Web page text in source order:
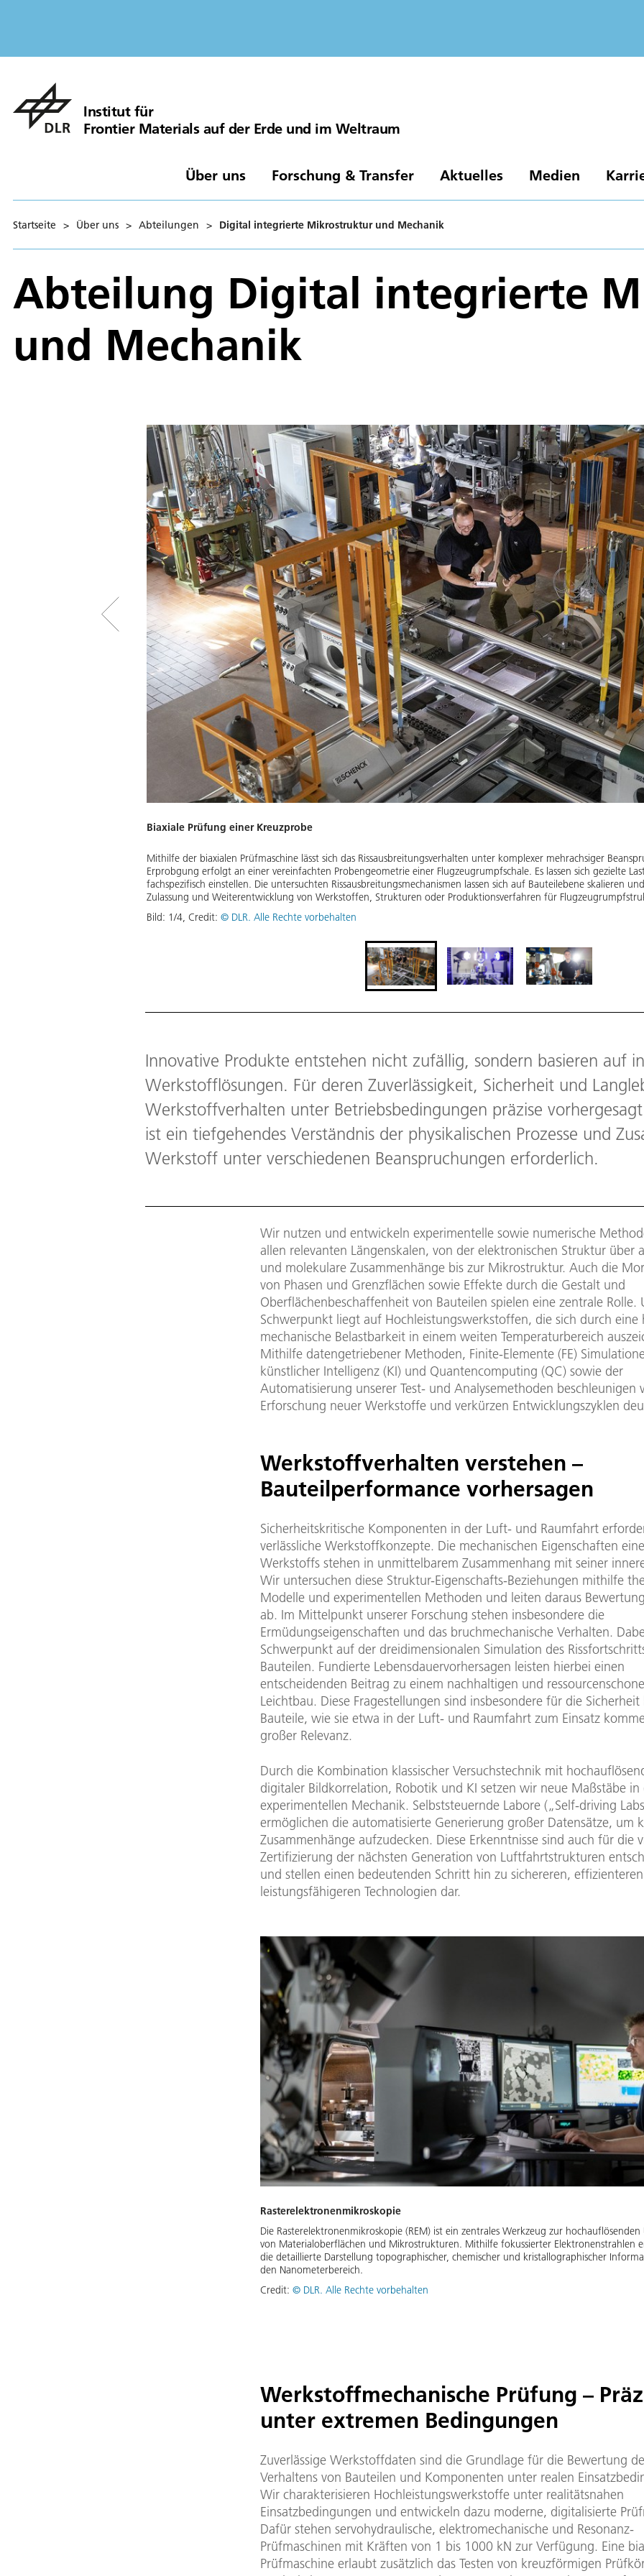
Institut für
Frontier Materials auf der Erde und im Weltraum
Über uns Forschung & Transfer Aktuelles Medien
Startseite > Über uns > Abteilungen > Digital integrierte Mikrostruktur und Mechanik
Abteilung Digital integrierte
und Mechanik
Biaxiale Prüfung einer Kreuzprobe
Mithilfe der biaxialen Prüfmaschine lässt sich das Rissausbreitungsverhalten unter komplexer mehrachsiger
Erprobgung erfolgt an einer vereinfachten Probengeometrie einer Flugzeugrumpfschale. Es lassen sich gezielte
fachspezifisch einstellen. Die untersuchten Rissausbreitungsmechanismen lassen sich auf Bauteilebene skalieren
Zulassung und Weiterentwicklung von Werkstoffen, Strukturen oder Produktionsverfahren für
Bild: 1/4, Credit:© DLR. Alle Rechte vorbehalten
Innovative Produkte entstehen nicht zufällig, sondern basieren auf
Werkstofflösungen. Für deren Zuverlässigkeit, Sicherheit und
Werkstoffverhalten unter Betriebsbedingungen präzise
ist ein tiefgehendes Verständnis der physikalischen Prozesse und
Werkstoff unter verschiedenen Beanspruchungen erforderlich.
Wir nutzen und entwickeln experimentelle sowie numerische
allen relevanten Längenskalen, von der elektronischen Struktur über
und molekulare Zusammenhänge bis zur Mikrostruktur. Auch die
von Phasen und Grenzflächen sowie Effekte durch die Gestalt und
Oberflächenbeschaffenheit von Bauteilen spielen eine zentrale Rolle.
Schwerpunkt liegt auf Hochleistungswerkstoffen, die sich durch eine
mechanische Belastbarkeit in einem weiten Temperaturbereich
Mithilfe datengetriebener Methoden, Finite-Elemente (FE)
künstlicher Intelligenz (KI) und Quantencomputing (QC) sowie der
Automatisierung unserer Test- und Analysemethoden beschleunigen
Erforschung neuer Werkstoffe und verkürzen Entwicklungszyklen
Werkstoffverhalten verstehen –
Bauteilperformance vorhersagen
Sicherheitskritische Komponenten in der Luft- und Raumfahrt
verlässliche Werkstoffkonzepte. Die mechanischen Eigenschaften
Werkstoffs stehen in unmittelbarem Zusammenhang mit seiner
Wir untersuchen diese Struktur-Eigenschafts-Beziehungen mithilfe
Modelle und experimentellen Methoden und leiten daraus
ab. Im Mittelpunkt unserer Forschung stehen insbesondere die
Ermüdungseigenschaften und das bruchmechanische Verhalten.
Schwerpunkt auf der dreidimensionalen Simulation des
Bauteilen. Fundierte Lebensdauervorhersagen leisten hierbei einen
entscheidenden Beitrag zu einem nachhaltigen und
Leichtbau. Diese Fragestellungen sind insbesondere für die
Bauteile, wie sie etwa in der Luft- und Raumfahrt zum Einsatz
großer Relevanz.
Durch die Kombination klassischer Versuchstechnik mit
digitaler Bildkorrelation, Robotik und KI setzen wir neue Maßstäbe in
experimentellen Mechanik. Selbststeuernde Labore („Self-driving
ermöglichen die automatisierte Generierung großer Datensätze, um
Zusammenhänge aufzudecken. Diese Erkenntnisse sind auch für die
Zertifizierung der nächsten Generation von Luftfahrtstrukturen
und stellen einen bedeutenden Schritt hin zu sichereren,
leistungsfähigeren Technologien dar.
Rasterelektronenmikroskopie
Die Rasterelektronenmikroskopie (REM) ist ein zentrales Werkzeug zur
von Materialoberflächen und Mikrostrukturen. Mithilfe fokussierter Elektronenstrahlen
die detaillierte Darstellung topographischer, chemischer und kristallographischer
den Nanometerbereich.
Credit: © DLR. Alle Rechte vorbehalten
Werkstoffmechanische Prüfung –
unter extremen Bedingungen
Zuverlässige Werkstoffdaten sind die Grundlage für die Bewertung
Verhaltens von Bauteilen und Komponenten unter realen
Wir charakterisieren Hochleistungswerkstoffe unter realitätsnahen
Einsatzbedingungen und entwickeln dazu moderne, digitalisierte
Dafür stehen servohydraulische, elektromechanische und Resonanz-
Prüfmaschinen mit Kräften von 1 bis 1000 kN zur Verfügung. Eine
Prüfmaschine erlaubt zusätzlich das Testen von kreuzförmigen